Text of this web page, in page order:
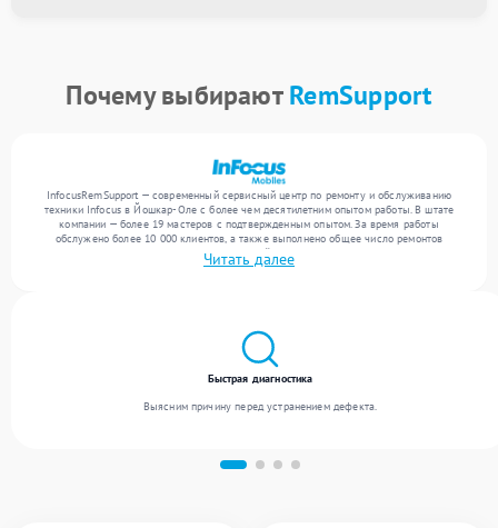
Почему выбираютRemSupport
InfocusRemSupport — современный сервисный центр по ремонту и обслуживанию
техники Infocus в Йошкар-Оле с более чем десятилетним опытом работы. В штате
компании — более 19 мастеров с подтвержденным опытом. За время работы
обслужено более 10 000 клиентов, а также выполнено общее число ремонтов
превысило 12 000. Ежемесячно в сервисный центр поступает свыше 300 единиц
техники, включая , , . Мы устраняем поломки любой сложности и обеспечиваем
Читать далее
Быстрая диагностика
Выясним причину перед устранением дефекта.